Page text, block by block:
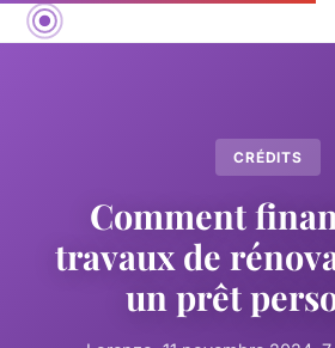
CRÉDITS
Comment
travaux de
un prêt